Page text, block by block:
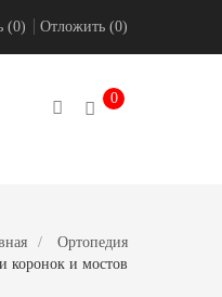
(0) Отложить (0)
0
Ортопедия
коронок и мостов